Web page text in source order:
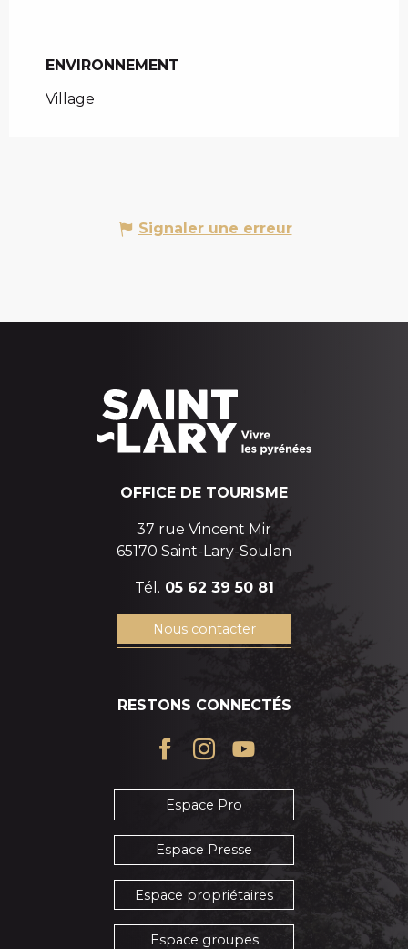
ENVIRONNEMENT
ENVIRONNEMENT
Village
Signaler une erreur
OFFICE DE TOURISME
37 rue Vincent Mir
65170 Saint-Lary-Soulan
Tél. 05 62 39 50 81
Nous contacter
RESTONS CONNECTÉS
Espace Pro
Espace Presse
Espace propriétaires
Espace groupes